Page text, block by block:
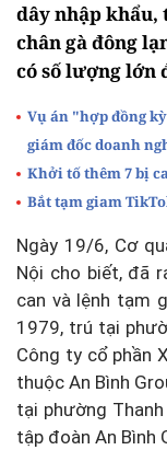
dây nhập
chân gà đông
có số lượng lớn
Vụ án "hợp đồng
giám đốc doanh
Khởi tố thêm 7 bị
Bắt tạm giam
Ngày 19/6, Cơ
Nội cho biết, đã
can và lệnh tạm
1979, trú tại
Công ty cổ phần
thuộc An Bình
tại phường
tập đoàn An Bình